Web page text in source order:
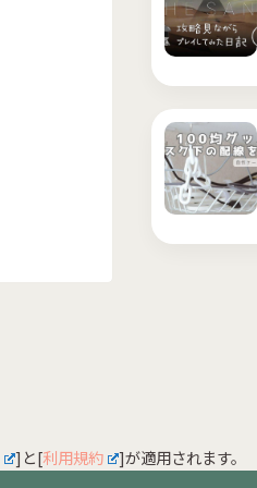
]と[利用規約 ]が適用されます。